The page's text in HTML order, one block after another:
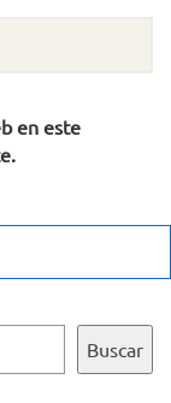
en este
Buscar